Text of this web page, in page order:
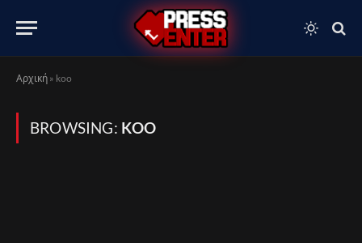
Αρχική » koo
BROWSING: KOO